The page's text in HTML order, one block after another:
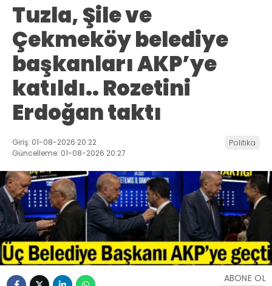
Tuzla, Şile ve
Çekmeköy belediye
başkanları AKP’ye
katıldı.. Rozetini
Erdoğan taktı
Giriş: 01-08-2026 20:22
Güncelleme: 01-08-2026 20:27
Politika
ABONE OL